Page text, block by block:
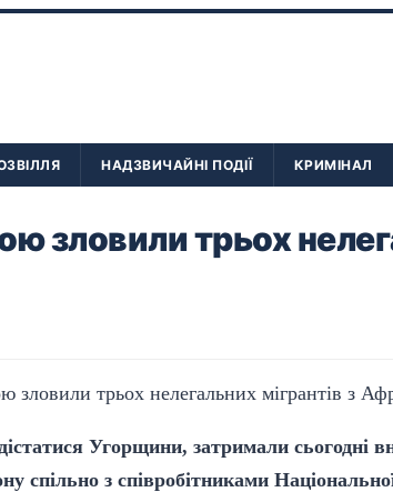
НАДЗВИЧАЙНІ ПОДІЇ КРИМІНАЛ
зловили трьох
Угорщини, затримали сьогодні
спільно з співробітниками Національної